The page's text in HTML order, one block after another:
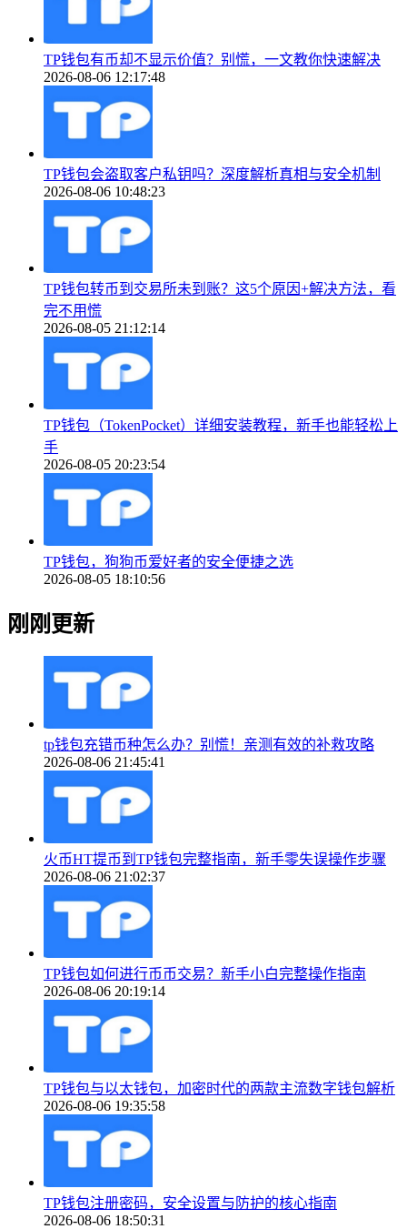
TP钱包有币却不显示价值？别慌，一文教你快速解决
2026-08-06 12:17:48
TP钱包会盗取客户私钥吗？深度解析真相与安全机制
2026-08-06 10:48:23
TP钱包转币到交易所未到账？这5个原因+解决方法，看
完不用慌
2026-08-05 21:12:14
TP钱包（TokenPocket）详细安装教程，新手也能轻松上
手
2026-08-05 20:23:54
TP钱包，狗狗币爱好者的安全便捷之选
2026-08-05 18:10:56
刚刚更新
tp钱包充错币种怎么办？别慌！亲测有效的补救攻略
2026-08-06 21:45:41
火币HT提币到TP钱包完整指南，新手零失误操作步骤
2026-08-06 21:02:37
TP钱包如何进行币币交易？新手小白完整操作指南
2026-08-06 20:19:14
TP钱包与以太钱包，加密时代的两款主流数字钱包解析
2026-08-06 19:35:58
TP钱包注册密码，安全设置与防护的核心指南
2026-08-06 18:50:31